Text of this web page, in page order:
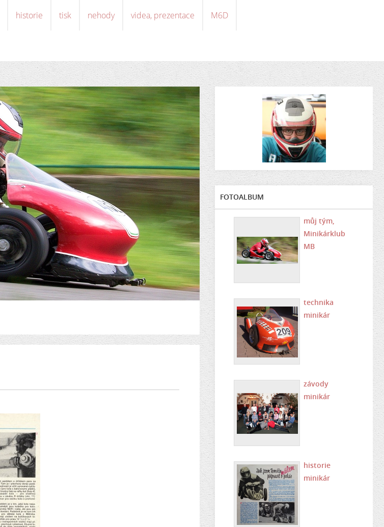
historie tisk nehody videa, prezentace M6D
FOTOALBUM
můj tým,
Minikárklub
MB
technika
minikár
závody
minikár
historie
minikár